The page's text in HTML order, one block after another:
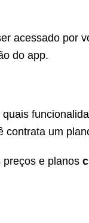
acessado por
do app.
contrata um
e planos